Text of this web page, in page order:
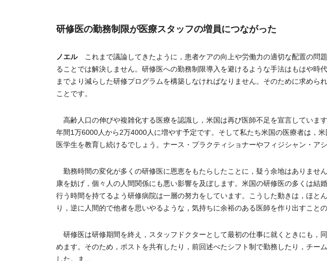
研修医の勤務制限が医療スタッフの増員につながった
ノエルこれまで議論してきたように，患者ケアの向上や労働力の適切な配置の問
ることでは解決しません。研修医への勤務制限導入を避けるような手法はもはや時
までより減らした研修プログラムを構築しなければなりません。そのために求めら
ことです。
高齢人口の伸びや複雑化する医療を認識し，米国は再び医師不足を宣言していま
年間1万6000人から2万4000人に増やす予定です。そして私たち米国の医療者は，
医学生を教育し続けるでしょう。ナース・プラクティショナーやフィジシャン・ア
勤務時間の変化が多くの研修医に恩恵をもたらしたことに，疑う余地はありませ
康を妨げ，個々人の人間関係にも悪い影響を及ぼします。米国の研修医の多くは結
行う時間を持てるよう研修病院は一層の努力をしています。こうした動きは，ほと
り，逆に人間的で他者を思いやるような，気持ちに余裕のある医師を作り出すこと
研修医は研修期間を終え，スタッフドクターとして最初の仕事に就くときにも，
めます。そのため，ポストを共有したり，前回述べたシフト制で勤務したり，チー
した。ま...